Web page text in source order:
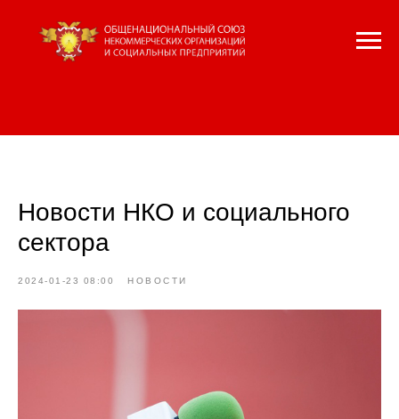
Новости НКО и социального
сектора
2024-01-23 08:00 НОВОСТИ